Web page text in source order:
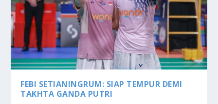
FEBI SETIANINGRUM: SIAP TEMPUR DEMI
TAKHTA GANDA PUTRI